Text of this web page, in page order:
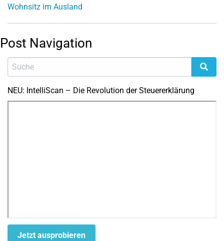
Wohnsitz im Ausland
Post Navigation
NEU: IntelliScan – Die Revolution der Steuererklärung
Jetzt ausprobieren